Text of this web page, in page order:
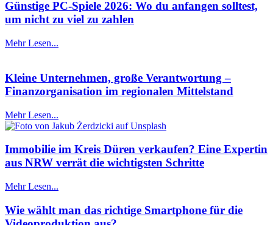
Günstige PC-Spiele 2026: Wo du anfangen solltest,
um nicht zu viel zu zahlen
Mehr Lesen...
Kleine Unternehmen, große Verantwortung –
Finanzorganisation im regionalen Mittelstand
Mehr Lesen...
Immobilie im Kreis Düren verkaufen? Eine Expertin
aus NRW verrät die wichtigsten Schritte
Mehr Lesen...
Wie wählt man das richtige Smartphone für die